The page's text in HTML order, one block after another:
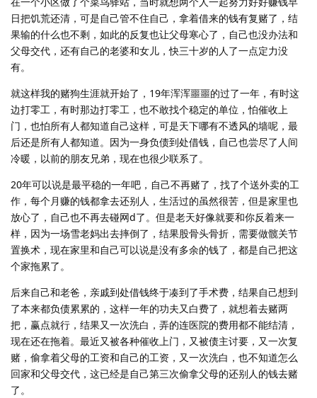
日把饥荒还清，可是自己管不住自己，拿着借来的钱有复赌了，结
果输的什么也不剩，如此的反复也让父母寒心了，自己也没办法和
父母交代，还有自己的老婆和女儿，快三十岁的人了一点定力没
有。
就这样我的赌狗生涯就开始了，19年浑浑噩噩的过了一年，有时这
边打零工，有时那边打零工，也不敢找个稳定的单位，怕催收上
门，也怕所有人都知道自己这样，可是天下哪有不透风的墙呢，最
后还是所有人都知道。因为一身负债到处借钱，自己也尝尽了人间
冷暖，以前的朋友兄弟，现在也很少联系了。
20年可以说是最平稳的一年吧，自己不再赌了，找了个送外卖的工
作，每个月赚的钱都拿去还别人，生活过的虽然很苦，但是家里也
放心了，自己也不再去碰网d了。但是老天好像就要和你反着来一
样，因为一场雪老妈出去摔倒了，结果股骨头骨折，需要做髋关节
置换术，现在家里和自己可以说是没有多余的钱了，都是自己把这
个家拖累了。
后来自己和老爸，亲戚到处借钱终于凑到了手术费，结果自己想到
了本来都负债累累的，这样一年的功夫又白费了，就想着去赌两
把，赢点就行，结果又一次洗白，弄的连医院的费用都不能结清，
现在还在拖着。最近又被各种催收上门，又被债主讨要，又一次复
赌，偷拿着父母的工资和自己的工资，又一次洗白，也不知道怎么
回家和父母交代，这已经是自己第三次偷拿父母的还别人的钱去赌
了。